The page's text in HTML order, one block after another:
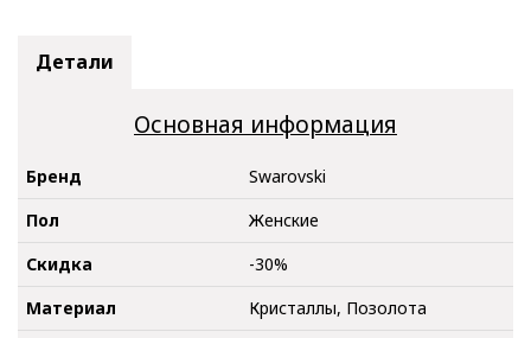
Детали
Основная информация
Бренд
Swarovski
Пол
Женские
Скидка
-30%
Материал
Кристаллы, Позолота